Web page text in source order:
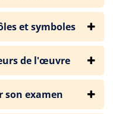
et symboles
de l'œuvre
son examen